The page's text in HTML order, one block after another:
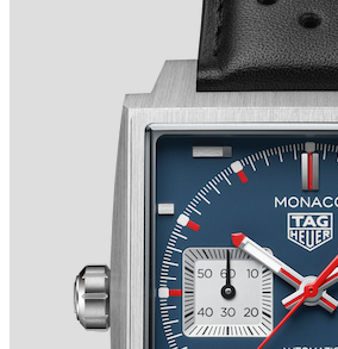
TRADITION SECONDE